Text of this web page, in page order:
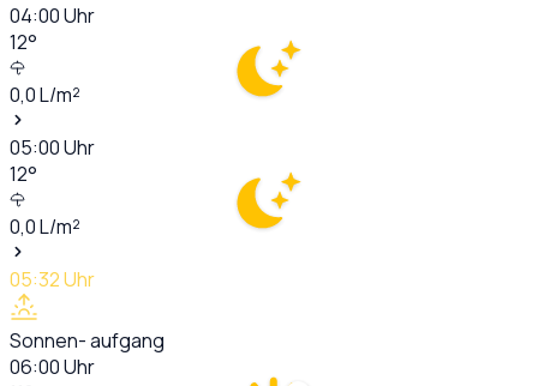
04:00Uhr
12°
0,0L/m²
05:00Uhr
12°
0,0L/m²
05:32Uhr
Sonnen- aufgang
06:00Uhr